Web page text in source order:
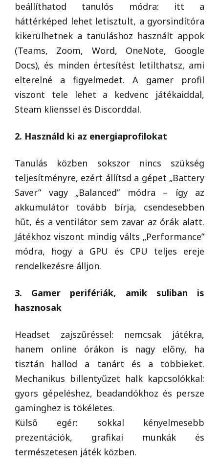
beállíthatod tanulós módra: itt a
háttérképed lehet letisztult, a gyorsindítóra
kikerülhetnek a tanuláshoz használt appok
(Teams, Zoom, Word, OneNote, Google
Docs), és minden értesítést letilthatsz, ami
elterelné a figyelmedet. A gamer profil
viszont tele lehet a kedvenc játékaiddal,
Steam klienssel és Discorddal.
2. Használd ki az energiaprofilokat
Tanulás közben sokszor nincs szükség
teljesítményre, ezért állítsd a gépet „Battery
Saver” vagy „Balanced” módra – így az
akkumulátor tovább bírja, csendesebben
hűt, és a ventilátor sem zavar az órák alatt.
Játékhoz viszont mindig válts „Performance”
módra, hogy a GPU és CPU teljes ereje
rendelkezésre álljon.
3. Gamer perifériák, amik suliban is
hasznosak
Headset zajszűréssel: nemcsak játékra,
hanem online órákon is nagy előny, ha
tisztán hallod a tanárt és a többieket.
Mechanikus billentyűzet halk kapcsolókkal:
gyors gépeléshez, beadandókhoz és persze
gaminghez is tökéletes.
Külső egér: sokkal kényelmesebb
prezentációk, grafikai munkák és
természetesen játék közben.